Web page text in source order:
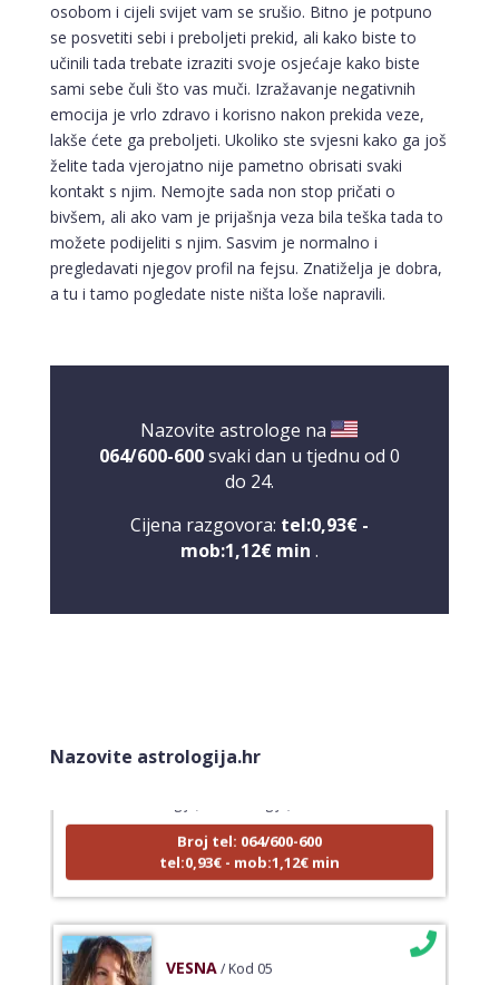
osobom i cijeli svijet vam se srušio. Bitno je potpuno
se posvetiti sebi i preboljeti prekid, ali kako biste to
učinili tada trebate izraziti svoje osjećaje kako biste
sami sebe čuli što vas muči. Izražavanje negativnih
emocija je vrlo zdravo i korisno nakon prekida veze,
lakše ćete ga preboljeti. Ukoliko ste svjesni kako ga još
želite tada vjerojatno nije pametno obrisati svaki
kontakt s njim. Nemojte sada non stop pričati o
bivšem, ali ako vam je prijašnja veza bila teška tada to
možete podijeliti s njim. Sasvim je normalno i
pregledavati njegov profil na fejsu. Znatiželja je dobra,
a tu i tamo pogledate niste ništa loše napravili.
Nazovite astrologe na
064/600-600svaki dan u tjednu od 0
do 24.
Cijena razgovora: tel:0,93€ -
mob:1,12€ min .
Nazovite astrologija.hr
Tarot savjetnik je zauzet
Broj tel: 064/600-600
tel:0,93€ - mob:1,12€ min
/ Kod 05